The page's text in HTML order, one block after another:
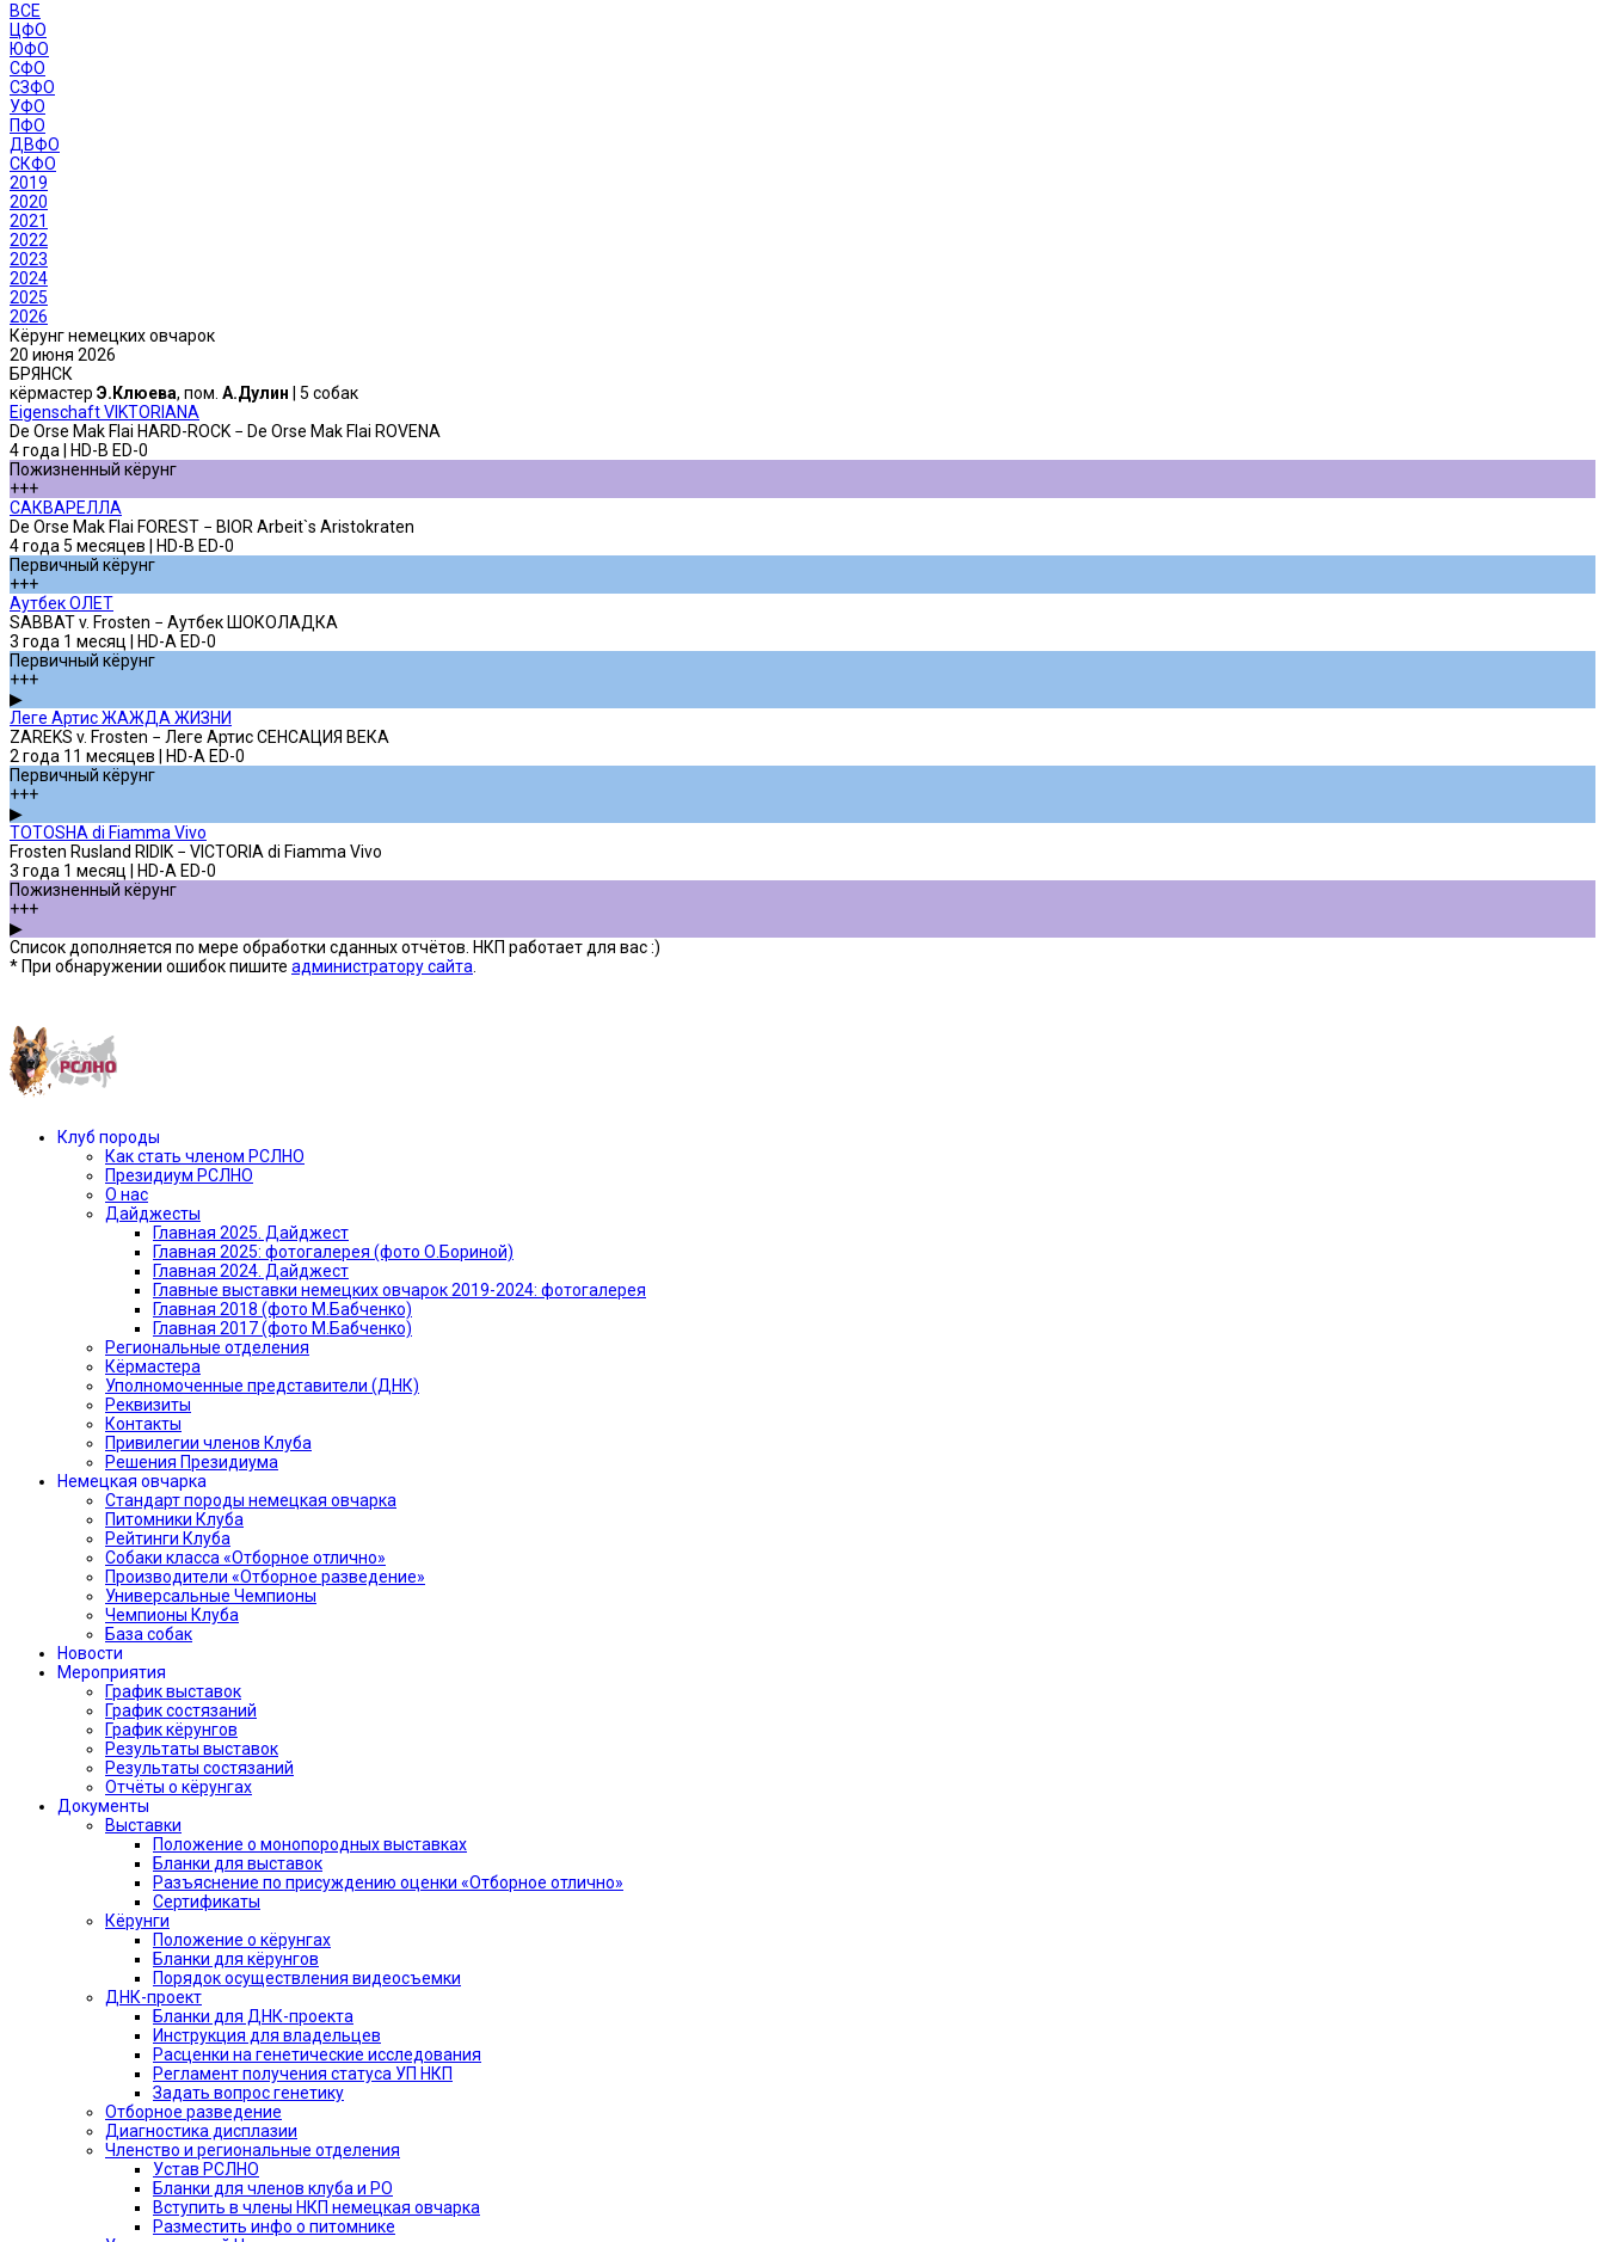
ВСЕ
ЦФО
ЮФО
СФО
СЗФО
УФО
ПФО
ДВФО
СКФО
2019
2020
2021
2022
2023
2024
2025
2026
Кёрунг немецких овчарок
20 июня 2026
БРЯНСК
кёрмастер Э.Клюева, пом. А.Дулин | 5 собак
Eigenschaft VIKTORIANA
De Orse Mak Flai HARD-ROCK − De Orse Mak Flai ROVENA
4 года | HD-B ED-0
Пожизненный кёрунг
+++
САКВАРЕЛЛА
De Orse Mak Flai FOREST − BIOR Arbeit`s Aristokraten
4 года 5 месяцев | HD-B ED-0
Первичный кёрунг
+++
Аутбек ОЛЕТ
SABBAT v. Frosten − Аутбек ШОКОЛАДКА
3 года 1 месяц | HD-A ED-0
Первичный кёрунг
+++
▶
Леге Артис ЖАЖДА ЖИЗНИ
ZAREKS v. Frosten − Леге Артис СЕНСАЦИЯ ВЕКА
2 года 11 месяцев | HD-A ED-0
Первичный кёрунг
+++
▶
TOTOSHA di Fiamma Vivo
Frosten Rusland RIDIK − VICTORIA di Fiamma Vivo
3 года 1 месяц | HD-A ED-0
Пожизненный кёрунг
+++
▶
Список дополняется по мере обработки сданных отчётов. НКП работает для вас :)
* При обнаружении ошибок пишите администратору сайта.
Клуб породы
Как стать членом РСЛНО
Президиум РСЛНО
О нас
Дайджесты
Главная 2025. Дайджест
Главная 2025: фотогалерея (фото О.Бориной)
Главная 2024. Дайджест
Главные выставки немецких овчарок 2019-2024: фотогалерея
Главная 2018 (фото М.Бабченко)
Главная 2017 (фото М.Бабченко)
Региональные отделения
Кёрмастера
Уполномоченные представители (ДНК)
Реквизиты
Контакты
Привилегии членов Клуба
Решения Президиума
Немецкая овчарка
Стандарт породы немецкая овчарка
Питомники Клуба
Рейтинги Клуба
Собаки класса «Отборное отлично»
Производители «Отборное разведение»
Универсальные Чемпионы
Чемпионы Клуба
База собак
Новости
Мероприятия
График выставок
График состязаний
График кёрунгов
Результаты выставок
Результаты состязаний
Отчёты о кёрунгах
Документы
Выставки
Положение о монопородных выставках
Бланки для выставок
Разъяснение по присуждению оценки «Отборное отлично»
Сертификаты
Кёрунги
Положение о кёрунгах
Бланки для кёрунгов
Порядок осуществления видеосъемки
ДНК-проект
Бланки для ДНК-проекта
Инструкция для владельцев
Расценки на генетические исследования
Регламент получения статуса УП НКП
Задать вопрос генетику
Отборное разведение
Диагностика дисплазии
Членство и региональные отделения
Устав РСЛНО
Бланки для членов клуба и РО
Вступить в члены НКП немецкая овчарка
Разместить инфо о питомнике